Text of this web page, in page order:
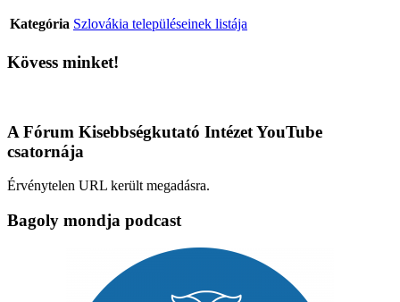
Kategória Szlovákia településeinek listája
Kövess minket!
A Fórum Kisebbségkutató Intézet YouTube
csatornája
Érvénytelen URL került megadásra.
Bagoly mondja podcast